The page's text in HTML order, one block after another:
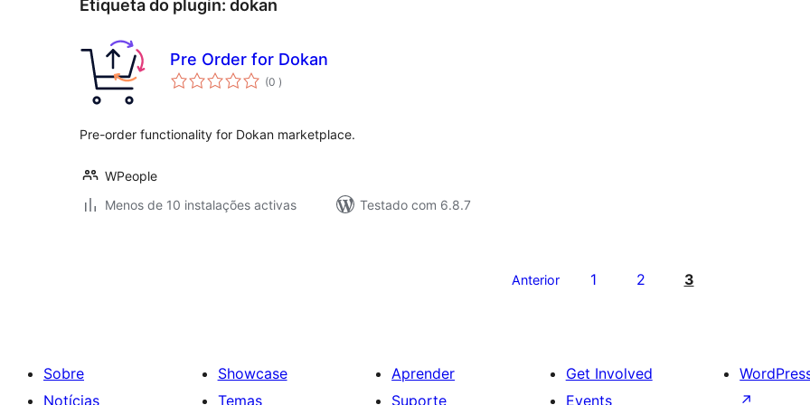
Etiqueta do plugin: dokan
Pre Order for Dokan
(0 classificações
)
Pre-order functionality for Dokan marketplace.
WPeople
Menos de 10 instalações activas
Testado com 6.8.7
Anterior 1 2 3
Sobre
Notícias
Showcase
Temas
Aprender
Suporte
Get Involved
Events
↗